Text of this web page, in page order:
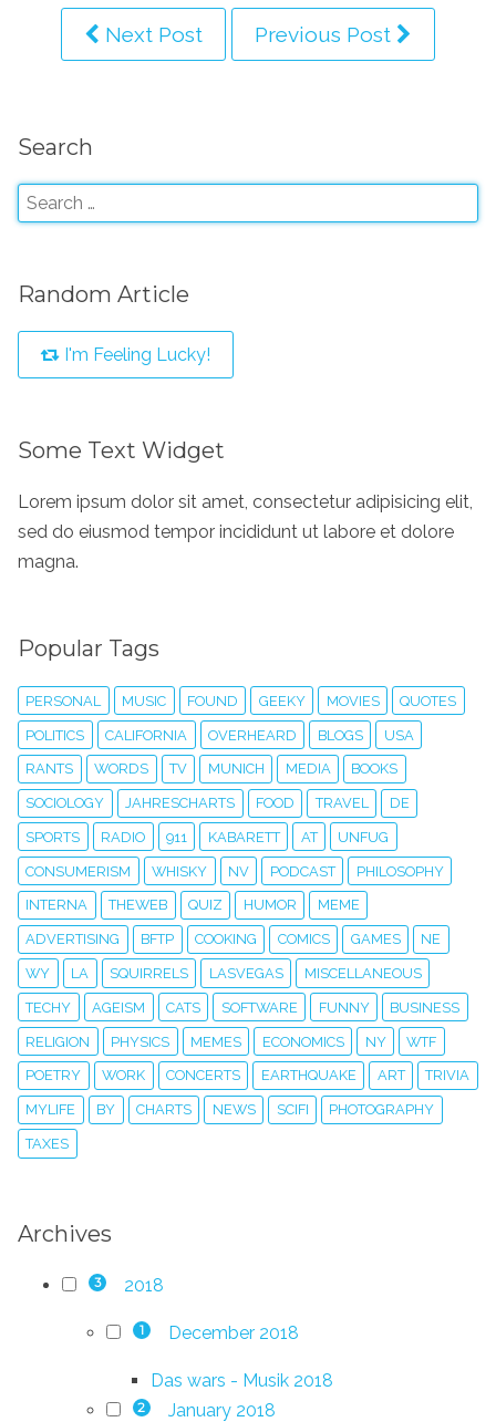
Next Post Previous Post
Search
Random Article
I'm Feeling Lucky!
Some Text Widget
Lorem ipsum dolor sit amet, consectetur adipisicing elit,
sed do eiusmod tempor incididunt ut labore et dolore
magna.
Popular Tags
PERSONAL MUSIC FOUND GEEKY MOVIES QUOTES
POLITICS CALIFORNIA OVERHEARD BLOGS USA
RANTS WORDS TV MUNICH MEDIA BOOKS
SOCIOLOGY JAHRESCHARTS FOOD TRAVEL DE
SPORTS RADIO 911 KABARETT AT UNFUG
CONSUMERISM WHISKY NV PODCAST PHILOSOPHY
INTERNA THEWEB QUIZ HUMOR MEME
ADVERTISING BFTP COOKING COMICS GAMES NE
WY LA SQUIRRELS LASVEGAS MISCELLANEOUS
TECHY AGEISM CATS SOFTWARE FUNNY BUSINESS
RELIGION PHYSICS MEMES ECONOMICS NY WTF
POETRY WORK CONCERTS EARTHQUAKE ART TRIVIA
MYLIFE BY CHARTS NEWS SCIFI PHOTOGRAPHY
TAXES
Archives
3 2018
1 December 2018
Das wars - Musik 2018
2 January 2018